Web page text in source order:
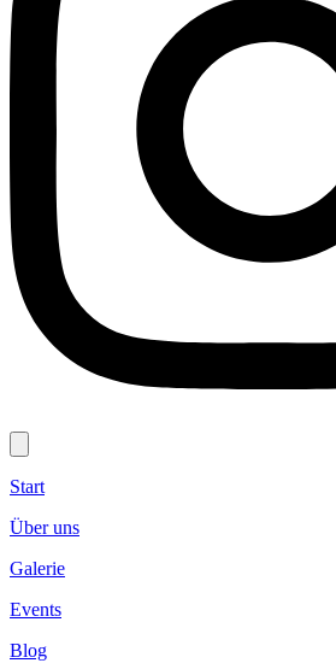
Start
Über uns
Galerie
Events
Blog